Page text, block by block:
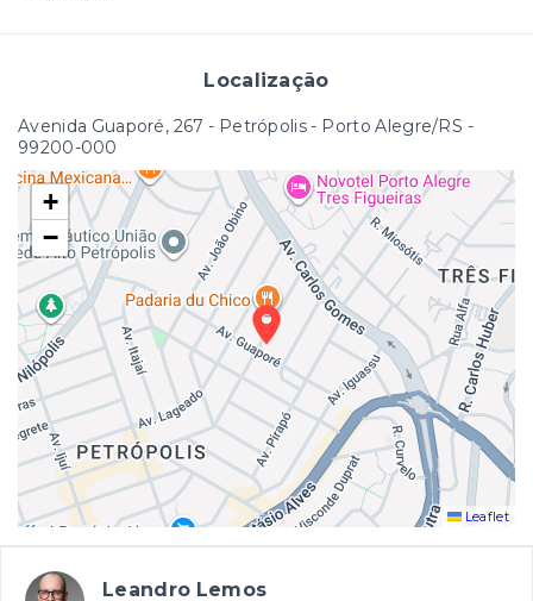
Localização
Avenida Guaporé, 267 - Petrópolis - Porto Alegre/RS -
99200-000
+
−
Leaflet
Leandro Lemos